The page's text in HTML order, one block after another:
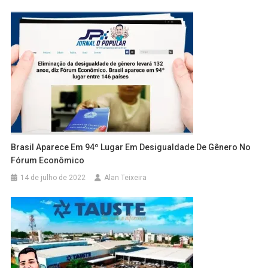
Brasil Aparece Em 94º Lugar Em Desigualdade De Gênero No
Fórum Econômico
14 de julho de 2022 Alan Teixeira